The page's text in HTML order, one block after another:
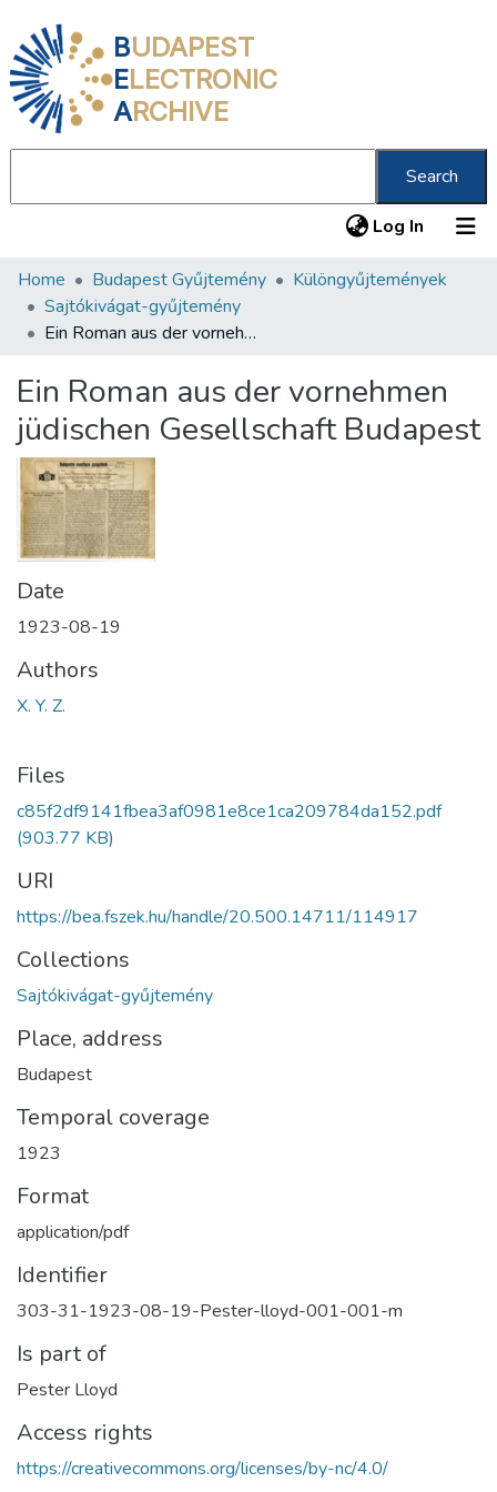
BUDAPEST
ELECTRONIC
ARCHIVE
Search
Log In (current)
Communities & Collections
All of DSpace
About us
Home Budapest Gyűjtemény
Különgyűjtemények
Sajtókivágat-gyűjtemény
Ein Roman aus der vornehmen jüdischen Gesellschaft Budapest
Ein Roman aus der vornehmen
jüdischen Gesellschaft Budapest
Date
1923-08-19
Authors
X. Y. Z.
Files
c85f2df9141fbea3af0981e8ce1ca209784da152.pdf
(903.77 KB)
URI
https://bea.fszek.hu/handle/20.500.14711/114917
Collections
Sajtókivágat-gyűjtemény
Place, address
Budapest
Temporal coverage
1923
Format
application/pdf
Identifier
303-31-1923-08-19-Pester-lloyd-001-001-m
Is part of
Pester Lloyd
Access rights
https://creativecommons.org/licenses/by-nc/4.0/